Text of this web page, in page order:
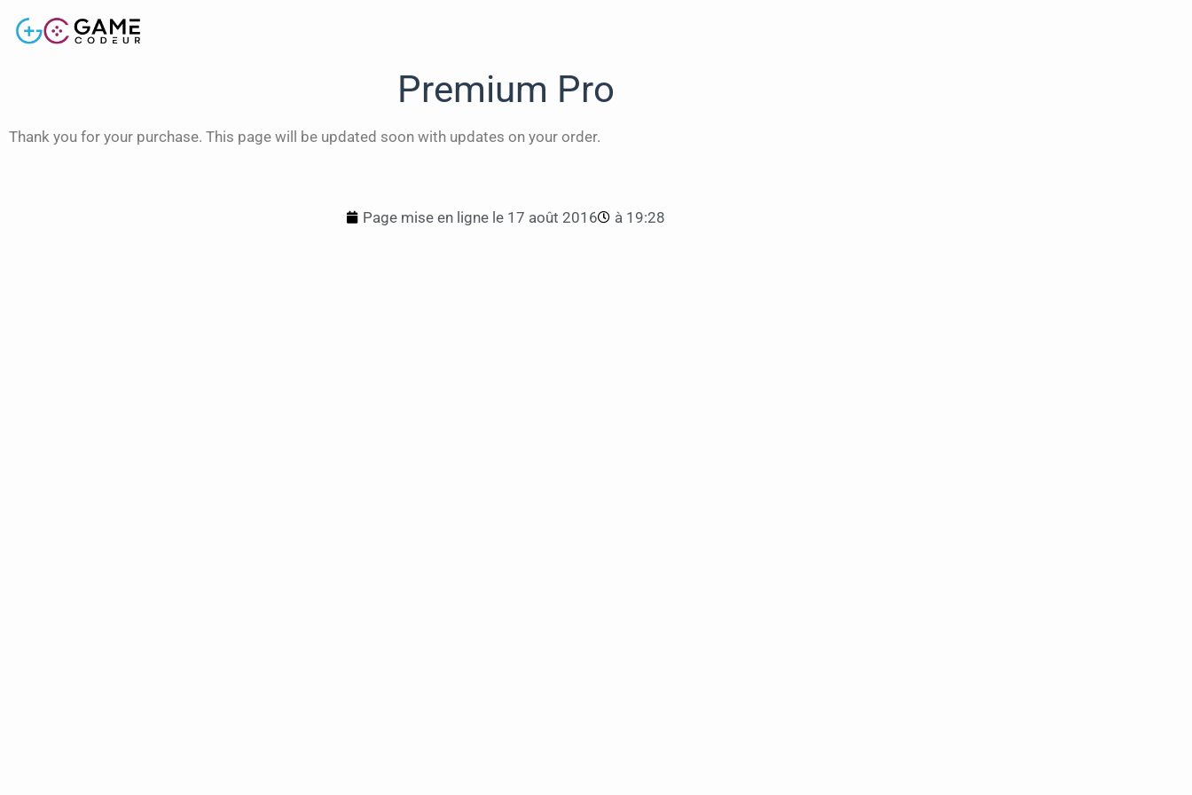
Premium Pro
Thank you for your purchase. This page will be updated soon with updates on your order.
Page mise en ligne le 17 août 2016 à 19:28